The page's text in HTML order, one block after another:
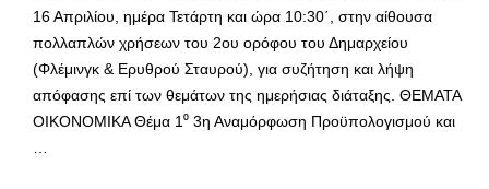
16 Απριλίου, ημέρα Τετάρτη και ώρα 10:30΄, στην αίθουσα
πολλαπλών χρήσεων του 2ου ορόφου του Δημαρχείου
(Φλέμινγκ & Ερυθρού Σταυρού), για συζήτηση και λήψη
απόφασης επί των θεμάτων της ημερήσιας διάταξης. ΘΕΜΑΤΑ
ΟΙΚΟΝΟΜΙΚΑ Θέμα 1⁰ 3η Αναμόρφωση Προϋπολογισμού και